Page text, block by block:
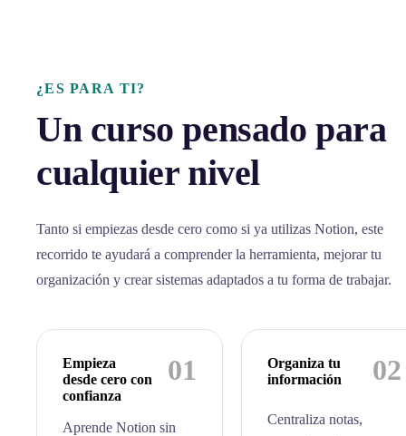
¿ES PARA TI?
Un curso pensado para
cualquier nivel
Tanto si empiezas desde cero como si ya utilizas Notion, este
recorrido te ayudará a comprender la herramienta, mejorar tu
organización y crear sistemas adaptados a tu forma de trabajar.
01
Empieza
desde cero con
confianza
Aprende Notion sin
02
Organiza tu
información
Centraliza notas,